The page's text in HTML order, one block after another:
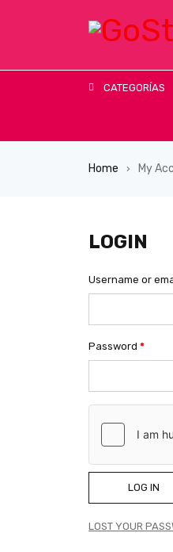
CATEGORÍAS
Home › My
LOGIN
Username or
Password *
LOG IN
LOST YOUR